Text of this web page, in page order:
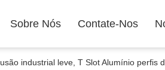
Sobre Nós Contate-Nos
industrial leve, T Slot Alumínio perfis